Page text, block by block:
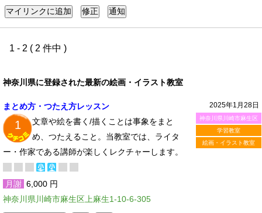
1 - 2 ( 2 件中 )
神奈川県に登録された最新の絵画・イラスト教室
2025年1月28日
神奈川県川崎市麻生区
学習教室
絵画・イラスト教室
まとめ方・つたえ方レッスン
1
文章や絵を書く/描くことは事象をまと
め、つたえること。当教室では、ライタ
ー・作家である講師が楽しくレクチャーします。
月謝 6,000 円
神奈川県川崎市麻生区上麻生1-10-6-305